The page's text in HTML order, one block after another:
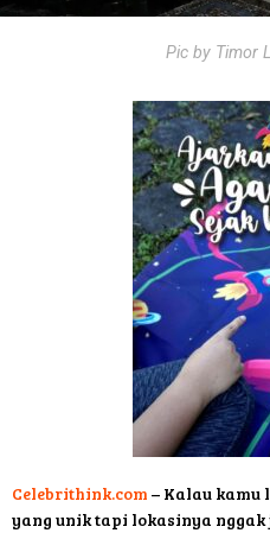
Pic by Timor
Celebrithink.com – Kalau
yang unik tapi lokasinya